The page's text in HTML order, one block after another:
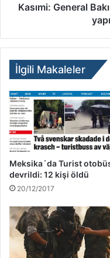
Kasımi: General
İlgili Makaleler
Meksika´da Turist
devrildi: 12 kişi öldü
20/12/2017